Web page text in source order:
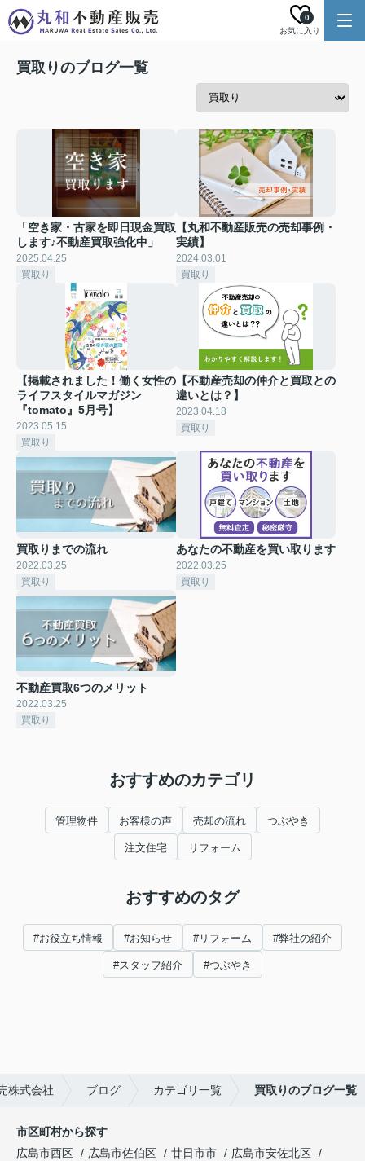
お気に入り
0
買取りのブログ一覧
「空き家・古家を即日現金買取
します♪不動産買取強化中」
2025.04.25
買取り
【丸和不動産販売の売却事例・
実績】
2024.03.01
買取り
【掲載されました！働く女性の
ライフスタイルマガジン
『tomato』5月号】
2023.05.15
買取り
【不動産売却の仲介と買取との
違いとは？】
2023.04.18
買取り
買取りまでの流れ
2022.03.25
買取り
あなたの不動産を買い取ります
2022.03.25
買取り
不動産買取6つのメリット
2022.03.25
買取り
おすすめのカテゴリ
管理物件 お客様の声 売却の流れ つぶやき
注文住宅 リフォーム
おすすめのタグ
#お役立ち情報 #お知らせ #リフォーム #弊社の紹介
#スタッフ紹介 #つぶやき
株式会社 ブログ カテゴリ一覧 買取りのブログ一覧
市区町村から探す
広島市西区
広島市佐伯区 廿日市市
広島市安佐北区